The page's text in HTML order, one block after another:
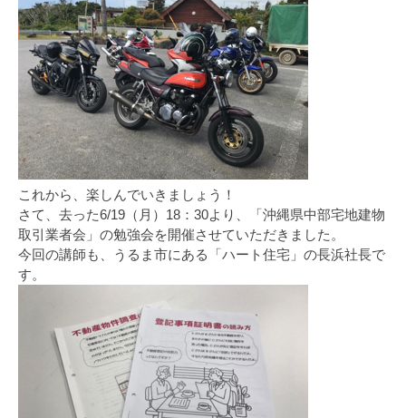
これから、楽しんでいきましょう！
さて、去った6/19（月）18：30より、「沖縄県中部宅地建物
取引業者会」の勉強会を開催させていただきました。
今回の講師も、うるま市にある「ハート住宅」の長浜社長で
す。